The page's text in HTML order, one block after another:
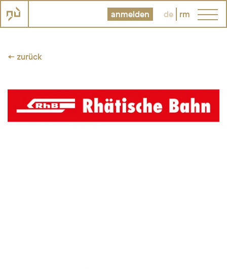
anmelden de rm
← zurück